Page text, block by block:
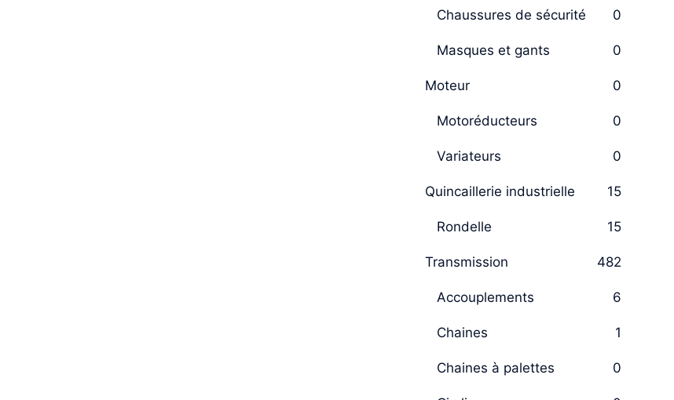
Chaussures de sécurité 0
Masques et gants 0
Moteur 0
Motoréducteurs 0
Variateurs 0
Quincaillerie industrielle 15
Rondelle 15
Transmission 482
Accouplements 6
Chaines 1
Chaines à palettes 0